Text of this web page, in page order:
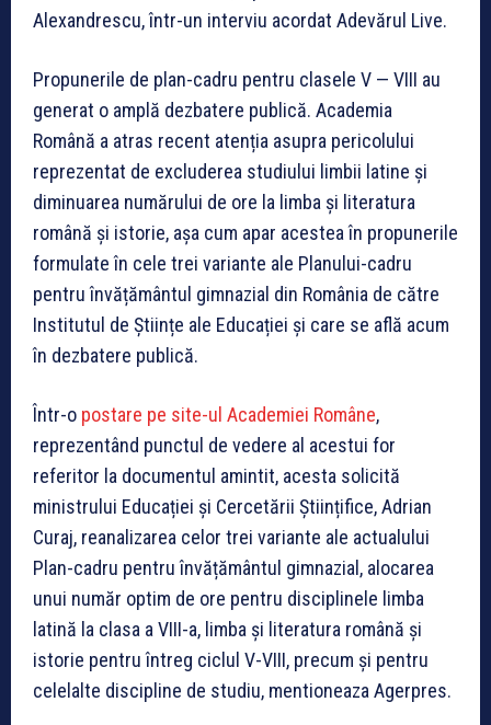
Alexandrescu, într-un interviu acordat Adevărul Live.
Propunerile de plan-cadru pentru clasele V — VIII au
generat o amplă dezbatere publică. Academia
Română a atras recent atenția asupra pericolului
reprezentat de excluderea studiului limbii latine și
diminuarea numărului de ore la limba și literatura
română și istorie, așa cum apar acestea în propunerile
formulate în cele trei variante ale Planului-cadru
pentru învățământul gimnazial din România de către
Institutul de Științe ale Educației și care se află acum
în dezbatere publică.
Într-o postare pe site-ul Academiei Române,
reprezentând punctul de vedere al acestui for
referitor la documentul amintit, acesta solicită
ministrului Educației și Cercetării Științifice, Adrian
Curaj, reanalizarea celor trei variante ale actualului
Plan-cadru pentru învățământul gimnazial, alocarea
unui număr optim de ore pentru disciplinele limba
latină la clasa a VIII-a, limba și literatura română și
istorie pentru întreg ciclul V-VIII, precum și pentru
celelalte discipline de studiu, mentioneaza Agerpres.